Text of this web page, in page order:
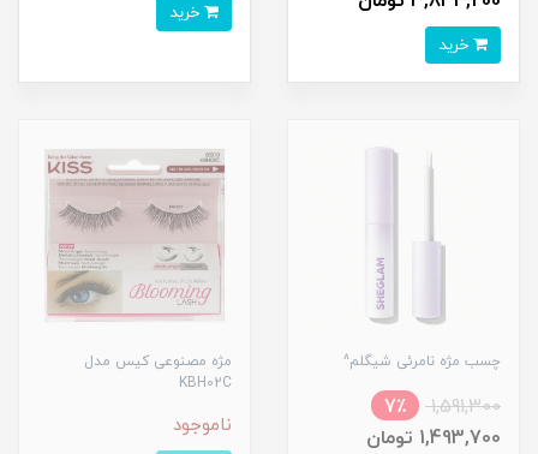
چسب مژه نامرئی شیگلم^
1,591,300
7٪
1,493,700 تومان
مژه مصنوعی کیس مدل
KBH02C
ناموجود